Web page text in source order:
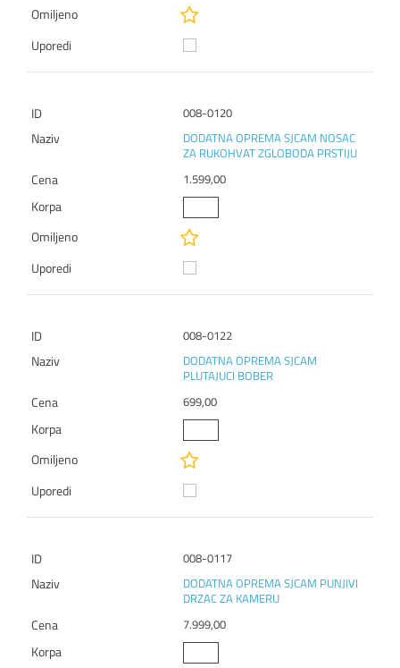
008-0120
DODATNA OPREMA SJCAM NOSAC
ZA RUKOHVAT ZGLOBODA PRSTIJU
1.599,00
008-0122
DODATNA OPREMA SJCAM
PLUTAJUCI BOBER
699,00
008-0117
DODATNA OPREMA SJCAM PUNJIVI
DRZAC ZA KAMERU
7.999,00